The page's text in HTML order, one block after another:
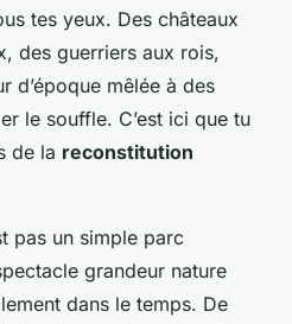
tes yeux. Des châteaux
des guerriers aux rois,
d’époque mêlée à des
le souffle. C’est ici que tu
de la reconstitution
pas un simple parc
grandeur nature
dans le temps. De